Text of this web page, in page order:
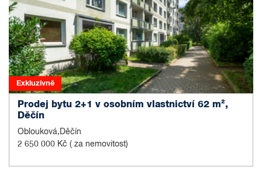
Exkluzivně
Prodej bytu 2+1 v osobním vlastnictví 62 m²,
Děčín
Oblouková,Děčín
2 650 000 Kč ( za nemovitost)